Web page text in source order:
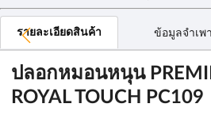
รายละเอียดสินค้า ข้อมูลจำเพ
ปลอกหมอนหนุน
ROYAL TOUCH PC109